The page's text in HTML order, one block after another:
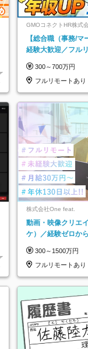
GMOコネクトHR株式
ットグループ】
【総合職（事務/
経験大歓迎／フル
★
300～700万円
フルリモートあり
株式会社One feat.
動画・映像クリエ
ケ）／経験ゼロか
日以上
300～1500万円
フルリモートあり